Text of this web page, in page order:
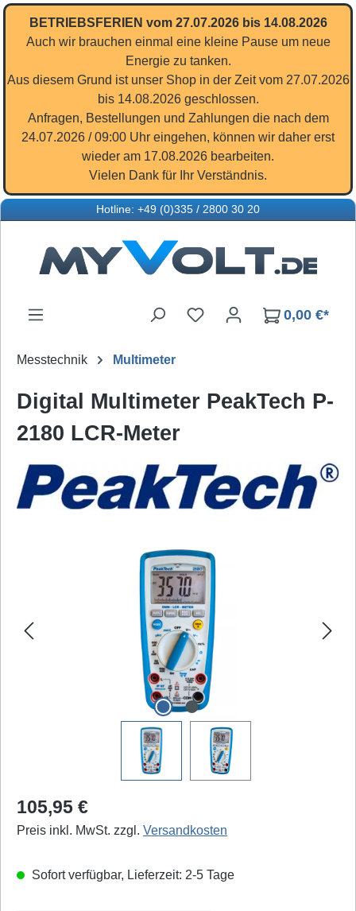
Zum Hauptinhalt springen
BETRIEBSFERIEN vom 27.07.2026 bis 14.08.2026
Auch wir brauchen einmal eine kleine Pause um neue
Energie zu tanken.
Aus diesem Grund ist unser Shop in der Zeit vom 27.07.2026
bis 14.08.2026 geschlossen.
Anfragen, Bestellungen und Zahlungen die nach dem
24.07.2026 / 09:00 Uhr eingehen, können wir daher erst
wieder am 17.08.2026 bearbeiten.
Vielen Dank für Ihr Verständnis.
Hotline: +49 (0)335 / 2800 30 20
Du hast 0 Produkte auf
0,00 €*
Messtechnik Multimeter
Digital Multimeter PeakTech P-
2180 LCR-Meter
Bildergalerie überspringen
Regulärer Preis:
105,95 €
Preis inkl. MwSt. zzgl. Versandkosten
Sofort verfügbar, Lieferzeit: 2-5 Tage